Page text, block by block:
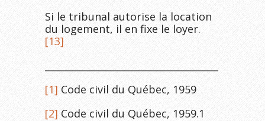
Si le tribunal autorise la location
du logement, il en fixe le loyer.
[13]
[1] Code civil du Québec, 1959
[2] Code civil du Québec, 1959.1